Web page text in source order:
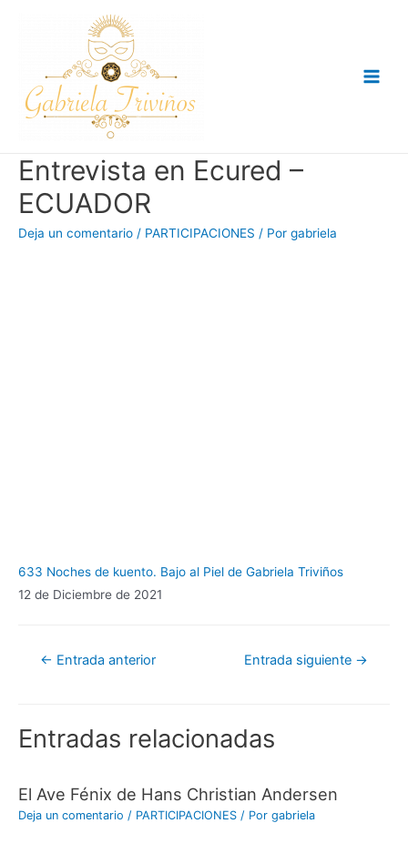
Entrevista en Ecured –
ECUADOR
Deja un comentario / PARTICIPACIONES / Por gabriela
633 Noches de kuento. Bajo al Piel de Gabriela Triviños
12 de Diciembre de 2021
Navegación
← Entrada anterior Entrada siguiente →
Entradas relacionadas
El Ave Fénix de Hans Christian Andersen
Deja un comentario / PARTICIPACIONES / Por gabriela